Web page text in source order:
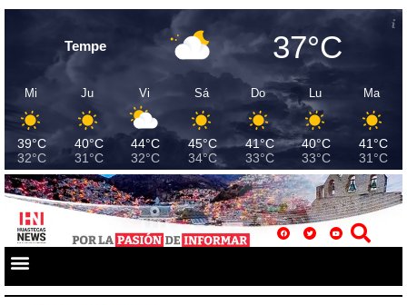
Tempe 37°C
Mi
39°C
32°C
Ju
40°C
31°C
Vi
44°C
32°C
Sá
45°C
34°C
Do
41°C
33°C
Lu
40°C
33°C
Ma
41°C
31°C